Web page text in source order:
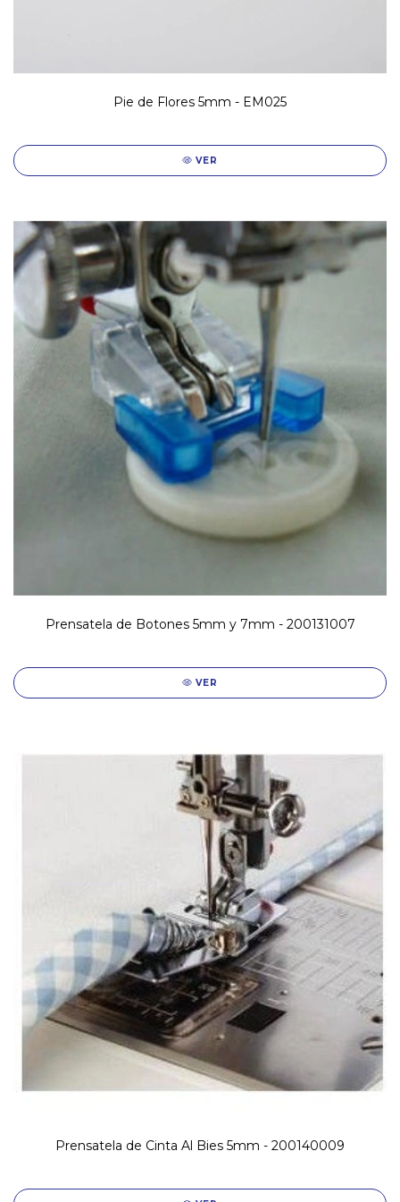
Pie de Flores 5mm - EM025
VER
Prensatela de Botones 5mm y 7mm - 200131007
VER
Prensatela de Cinta Al Bies 5mm - 200140009